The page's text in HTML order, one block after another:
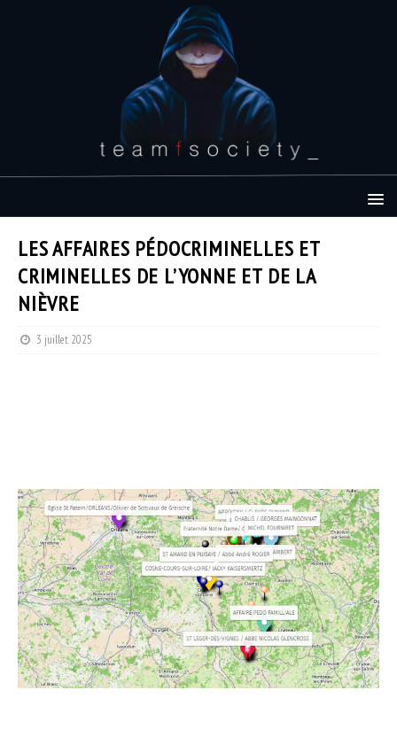
LES AFFAIRES PÉDOCRIMINELLES ET
CRIMINELLES DE L’YONNE ET DE LA
NIÈVRE
3 juillet 2025